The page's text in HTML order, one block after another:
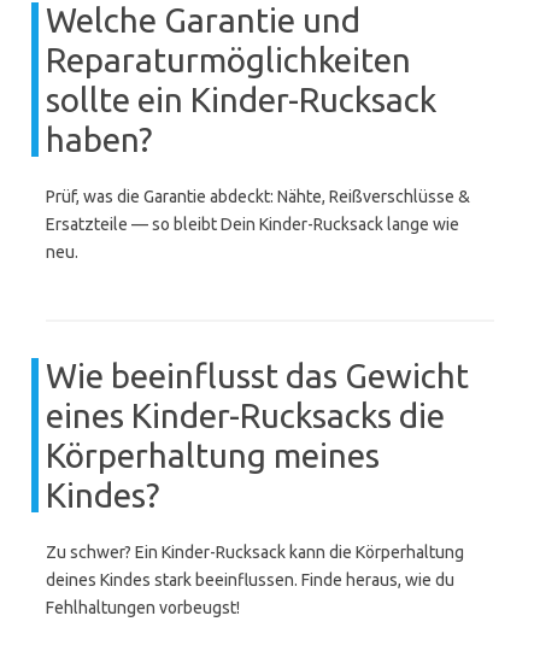
Welche Garantie und
Reparaturmöglichkeiten
sollte ein Kinder-Rucksack
haben?
Prüf, was die Garantie abdeckt: Nähte, Reißverschlüsse &
Ersatzteile — so bleibt Dein Kinder-Rucksack lange wie
neu.
Wie beeinflusst das Gewicht
eines Kinder-Rucksacks die
Körperhaltung meines
Kindes?
Zu schwer? Ein Kinder-Rucksack kann die Körperhaltung
deines Kindes stark beeinflussen. Finde heraus, wie du
Fehlhaltungen vorbeugst!